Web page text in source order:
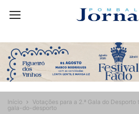
Início
Votações para a 2.ª Gala do
gala-do-desporto